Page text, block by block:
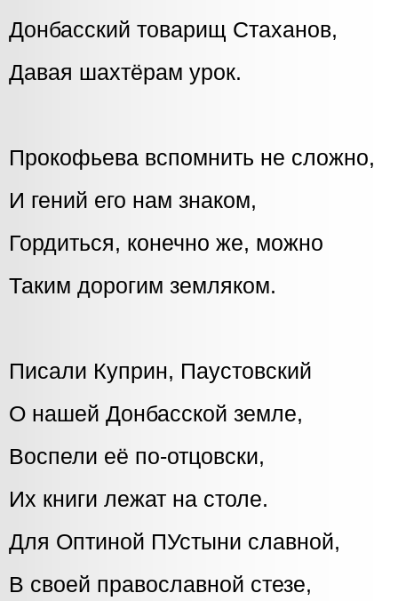
Донбасский товарищ Стаханов,
Давая шахтёрам урок.
Прокофьева вспомнить не сложно,
И гений его нам знаком,
Гордиться, конечно же, можно
Таким дорогим земляком.
Писали Куприн, Паустовский
О нашей Донбасской земле,
Воспели её по-отцовски,
Их книги лежат на столе.
Для Оптиной ПУстыни славной,
В своей православной стезе,